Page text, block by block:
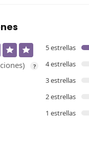
?
5 estrellas
4 estrellas
3 estrellas
2 estrellas
1 estrellas